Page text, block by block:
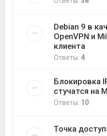
Debian 9 в
OpenVPN и
клиента
Ответы:4
Блокировка
стучатся на
Ответы: 10
Точка